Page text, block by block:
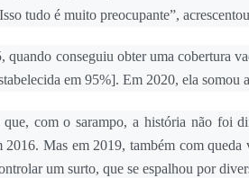
tudo é muito preocupante”,
quando conseguiu obter uma cobertura
em 95%]. Em 2020, ela somou
que, com o sarampo, a história não foi
2016. Mas em 2019, também com
um surto, que se espalhou por